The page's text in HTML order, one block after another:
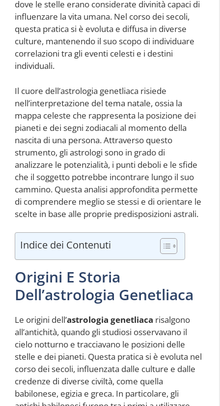
dove le stelle erano considerate divinità capaci di
influenzare la vita umana. Nel corso dei secoli,
questa pratica si è evoluta e diffusa in diverse
culture, mantenendo il suo scopo di individuare
correlazioni tra gli eventi celesti e i destini
individuali.
Il cuore dell’astrologia genetliaca risiede
nell’interpretazione del tema natale, ossia la
mappa celeste che rappresenta la posizione dei
pianeti e dei segni zodiacali al momento della
nascita di una persona. Attraverso questo
strumento, gli astrologi sono in grado di
analizzare le potenzialità, i punti deboli e le sfide
che il soggetto potrebbe incontrare lungo il suo
cammino. Questa analisi approfondita permette
di comprendere meglio se stessi e di orientare le
scelte in base alle proprie predisposizioni astrali.
Indice dei Contenuti
Origini E Storia
Dell’astrologia Genetliaca
Le origini dell’astrologia genetliaca risalgono
all’antichità, quando gli studiosi osservavano il
cielo notturno e tracciavano le posizioni delle
stelle e dei pianeti. Questa pratica si è evoluta nel
corso dei secoli, influenzata dalle culture e dalle
credenze di diverse civiltà, come quella
babilonese, egizia e greca. In particolare, gli